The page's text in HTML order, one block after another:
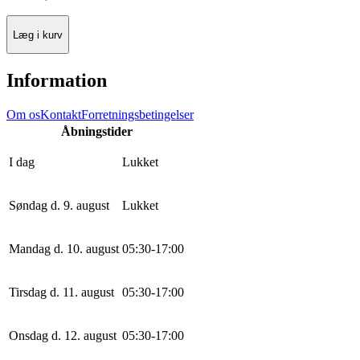
Læg i kurv
Information
Om osKontaktForretningsbetingelser
Åbningstider
I dag Lukket
Søndag d. 9. august Lukket
Mandag d. 10. august 05:30-17:00
Tirsdag d. 11. august 05:30-17:00
Onsdag d. 12. august 05:30-17:00